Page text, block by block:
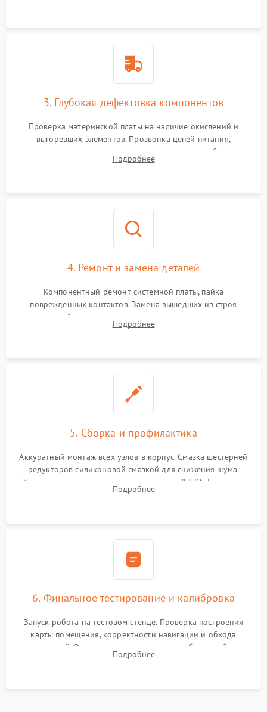
3. Глубокая дефектовка компонентов
Проверка материнской платы на наличие окислений и
выгоревших элементов. Прозвонка цепей питания,
тестирование приводных моторов колес и турбины
всасывания. Оценка состояния оптических и инфракрасных
Подробнее
4. Ремонт и замена деталей
Компонентный ремонт системной платы, пайка
поврежденных контактов. Замена вышедших из строя
двигателей, изношенного аккумулятора, неисправного
лидара или помпы подачи воды. Восстановление шлейфов и
Подробнее
5. Сборка и профилактика
Аккуратный монтаж всех узлов в корпус. Смазка шестерней
редукторов силиконовой смазкой для снижения шума.
Установка новых расходных материалов (HEPA-фильтров,
микрофибры, щеток). Надежная фиксация разъемов и
Подробнее
6. Финальное тестирование и калибровка
Запуск робота на тестовом стенде. Проверка построения
карты помещения, корректности навигации и обхода
препятствий. Оценка силы всасывания и работы турбины.
Тестирование автоматического возврата на док-станцию и
Подробнее